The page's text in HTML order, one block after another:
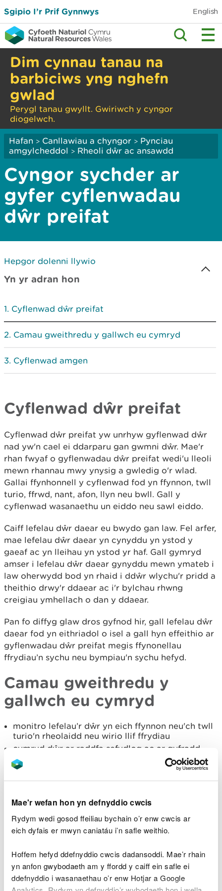
Mae'r wefan hon yn defnyddio cwcis
Rydym wedi gosod ffeiliau bychain o’r enw cwcis ar
eich dyfais er mwyn caniatáu i’n safle weithio.
Hoffem hefyd ddefnyddio cwcis dadansoddi. Mae’r rhain
yn anfon gwybodaeth am y ffordd y caiff ein safle ei
ddefnyddio i wasanaethau o’r enw Hotjar a Google
Sgipio I’r Prif Gynnwys English
Dim cynnau tanau na
barbiciws yng nghefn
gwlad
Perygl tanau gwyllt. Gwiriwch y cyngor
diogelwch.
Hafan > Canllawiau a chyngor > Pynciau
amgylcheddol > Rheoli dŵr ac ansawdd
Cyngor sychder ar
gyfer cyflenwadau
dŵr preifat
Hepgor dolenni llywio
Yn yr adran hon
Cyflenwad dŵr preifat
Camau gweithredu y gallwch eu cymryd
Cyflenwad amgen
Cyflenwad dŵr preifat
Cyflenwad dŵr preifat yw unrhyw gyflenwad dŵr
nad yw'n cael ei ddarparu gan gwmni dŵr. Mae'r
rhan fwyaf o gyflenwadau dŵr preifat wedi'u lleoli
mewn rhannau mwy ynysig a gwledig o'r wlad.
Gallai ffynhonnell y cyflenwad fod yn ffynnon, twll
turio, ffrwd, nant, afon, llyn neu bwll. Gall y
cyflenwad wasanaethu un eiddo neu sawl eiddo.
Caiff lefelau dŵr daear eu bwydo gan law. Fel arfer,
mae lefelau dŵr daear yn cynyddu yn ystod y
gaeaf ac yn lleihau yn ystod yr haf. Gall gymryd
amser i lefelau dŵr daear gynyddu mewn ymateb i
law oherwydd bod yn rhaid i ddŵr wlychu'r pridd a
theithio drwy'r ddaear ac i'r bylchau rhwng
creigiau ymhellach o dan y ddaear.
Pan fo diffyg glaw dros gyfnod hir, gall lefelau dŵr
daear fod yn eithriadol o isel a gall hyn effeithio ar
gyflenwadau dŵr preifat megis ffynonellau
ffrydiau’n sychu neu bympiau'n sychu hefyd.
Camau gweithredu y
gallwch eu cymryd
monitro lefelau’r dŵr yn eich ffynnon neu'ch twll
turio'n rheolaidd neu wirio llif ffrydiau
cymryd dŵr ar raddfa sefydlog ac ar gyfradd
mor isel â phosib
Defnyddio dŵr yn effeithlon:
cael cawod yn lle bath
golchi'ch car gyda bwced, nid pibell ddŵr
ailddefnyddio dŵr bath
ewch i Waterwise
am fwy o awgrymiadau ar sut i
arbed dŵr
Sicrhau bod eich pwmp wedi’i leoli’n is na lefel y